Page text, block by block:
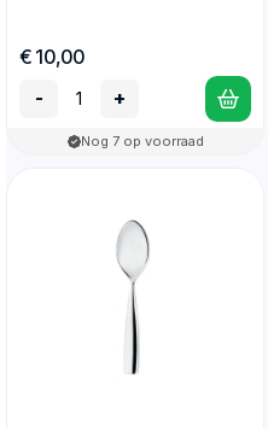
€ 10,00
-
+
Nog 7 op voorraad